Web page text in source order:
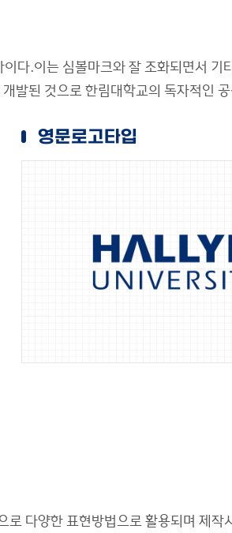
다.이는 심볼마크와 잘 조화되면서
발된 것으로 한림대학교의 독자적인
영문로고타입
로 다양한 표현방법으로 활용되며 제